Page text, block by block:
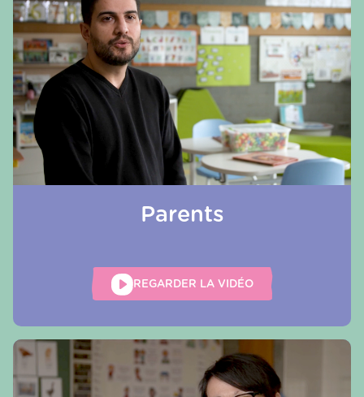
Parents
REGARDER LA VIDÉO